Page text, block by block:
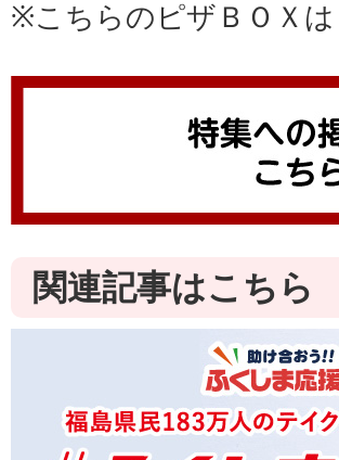
※こちらのピザＢＯＸ
関連記事はこちら